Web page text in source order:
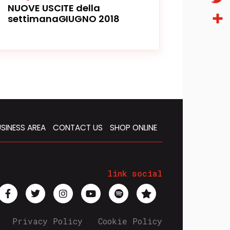
NUOVE USCITE della
settimanaGIUGNO 2018
AREA CONTACT US SHOP ONLINE
link social
Privacy Policy Cookie Policy